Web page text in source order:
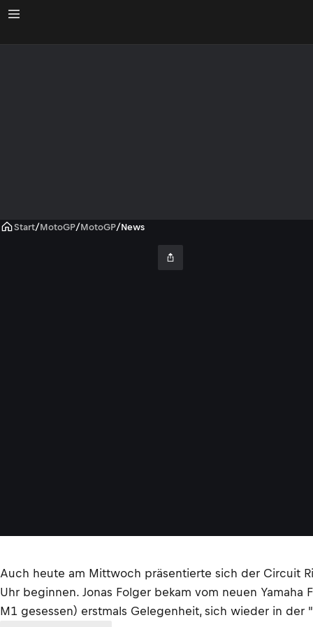
Start/MotoGP/MotoGP/News
Auch heute am Mittwoch präsentierte sich der Circuit
Uhr beginnen. Jonas Folger bekam vom neuen
M1 gesessen) erstmals Gelegenheit, sich wieder in der